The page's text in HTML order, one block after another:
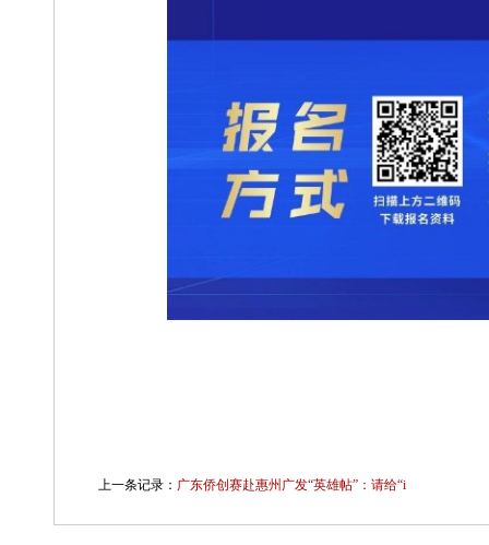
上一条记录： 广东侨创赛赴惠州广发“英雄帖”：请给“i